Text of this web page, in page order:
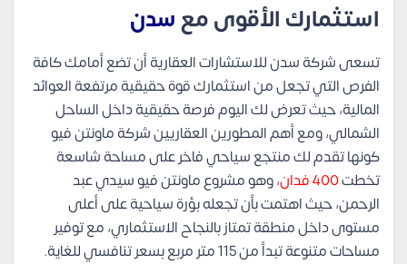
استثمارك الأقوى معسدن
تسعى شركة سدن للاستشارات العقارية أن تضع أمامك كافة
الفرص التي تجعل من استثمارك قوة حقيقية مرتفعة العوائد
المالية، حيث تعرض لك اليوم فرصة حقيقية داخل الساحل
الشمالي، ومع أهم المطورين العقاريين شركة ماونتن فيو
كونها تقدم لك منتجع سياحي فاخر على مساحة شاسعة
تخطت400 فدان
، وهو مشروع ماونتن فيو سيدي عبد
الرحمن، حيث اهتمت بأن تجعله بؤرة سياحية على أعلى
مستوى داخل منطقة تمتاز بالنجاح الاستثماري، مع توفير
مساحات متنوعة تبدأ من 115 متر مربع بسعر تنافسي للغاية.